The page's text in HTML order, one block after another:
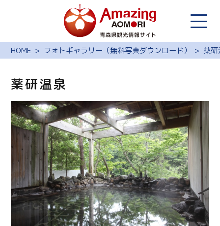
HOME フォトギャラリー（無料写真ダウンロード） 薬
薬研温泉